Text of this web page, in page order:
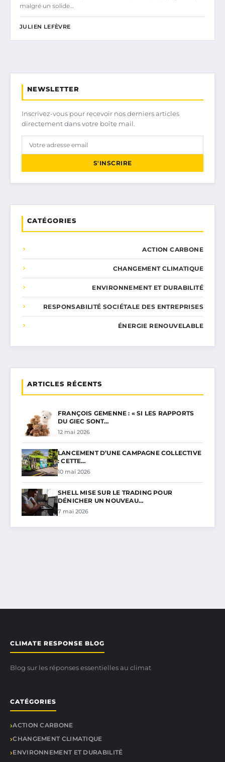
malgré un solide…
JULIEN LEFÈVRE
NEWSLETTER
Inscrivez-vous pour recevoir nos derniers articles
directement dans votre boîte mail.
S'INSCRIRE
CATÉGORIES
ACTION CARBONE
CHANGEMENT CLIMATIQUE
ENVIRONNEMENT ET DURABILITÉ
RESPONSABILITÉ SOCIÉTALE DES ENTREPRISES
ÉNERGIE RENOUVELABLE
ARTICLES RÉCENTS
FRANÇOIS GEMENNE : « SI LES RAPPORTS
DU GIEC SONT…
12 mai 2026
LANCEMENT D’UNE CAMPAGNE COLLECTIVE
: CETTE…
10 mai 2026
SHELL MISE SUR LE TRADING POUR
DÉNICHER UN NOUVEAU…
7 mai 2026
CLIMATE RESPONSE BLOG
Blog sur les réponses essentielles au climat
CATÉGORIES
ACTION CARBONE
CHANGEMENT CLIMATIQUE
ENVIRONNEMENT ET DURABILITÉ